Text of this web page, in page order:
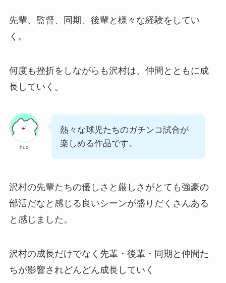
先輩、監督、同期、後輩と様々な経験をしてい
く。
何度も挫折をしながらも沢村は、仲間とともに成
長していく。
huo
熱々な球児たちのガチンコ試合が
楽しめる作品です。
沢村の先輩たちの優しさと厳しさがとても強豪の
部活だなと感じる良いシーンが盛りだくさんある
と感じました。
沢村の成長だけでなく先輩・後輩・同期と仲間た
ちが影響されどんどん成長していく